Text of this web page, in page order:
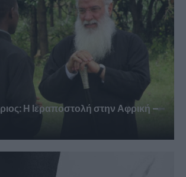
Η Ιεραποστολή στην Αφρική –